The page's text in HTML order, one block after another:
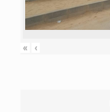
« ‹